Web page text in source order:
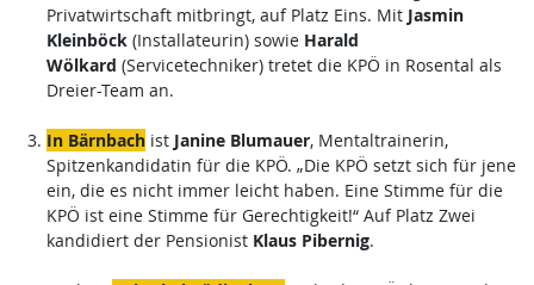
Privatwirtschaft mitbringt, auf Platz Eins. Mit Jasmin
Kleinböck(Installateurin) sowie Harald
Wölkard (Servicetechniker) tretet die KPÖ in Rosental als
Dreier-Team an.
In Bärnbach ist Janine Blumauer, Mentaltrainerin,
Spitzenkandidatin für die KPÖ. „Die KPÖ setzt sich für jene
ein, die es nicht immer leicht haben. Eine Stimme für die
KPÖ ist eine Stimme für Gerechtigkeit!“ Auf Platz Zwei
kandidiert der Pensionist Klaus Pibernig.